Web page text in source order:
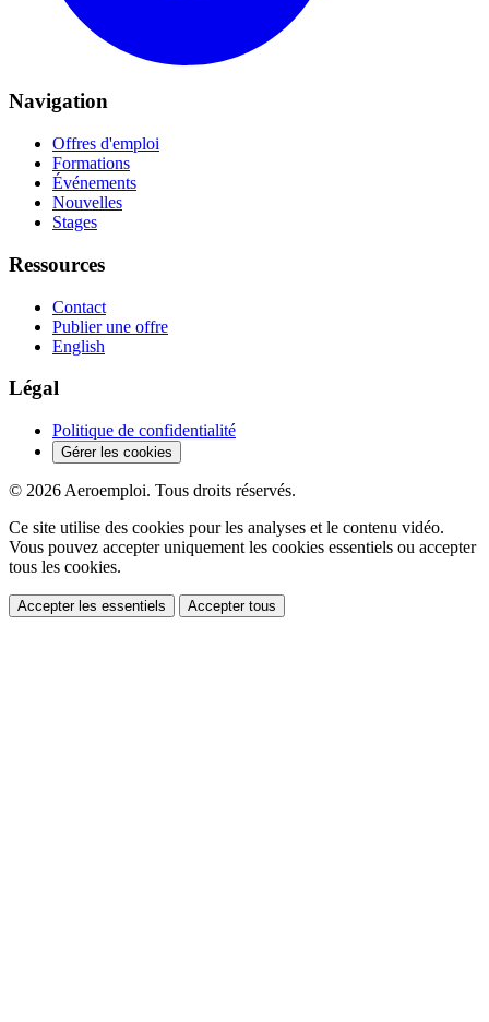
Navigation
Offres d'emploi
Formations
Événements
Nouvelles
Stages
Ressources
Contact
Publier une offre
English
Légal
Politique de confidentialité
Gérer les cookies
© 2026 Aeroemploi. Tous droits réservés.
Ce site utilise des cookies pour les analyses et le contenu vidéo.
Vous pouvez accepter uniquement les cookies essentiels ou accepter
tous les cookies.
Accepter les essentiels Accepter tous